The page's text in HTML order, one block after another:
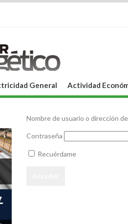
General Actividad
Nombre de usuario o dirección
Contraseña
Recuérdame